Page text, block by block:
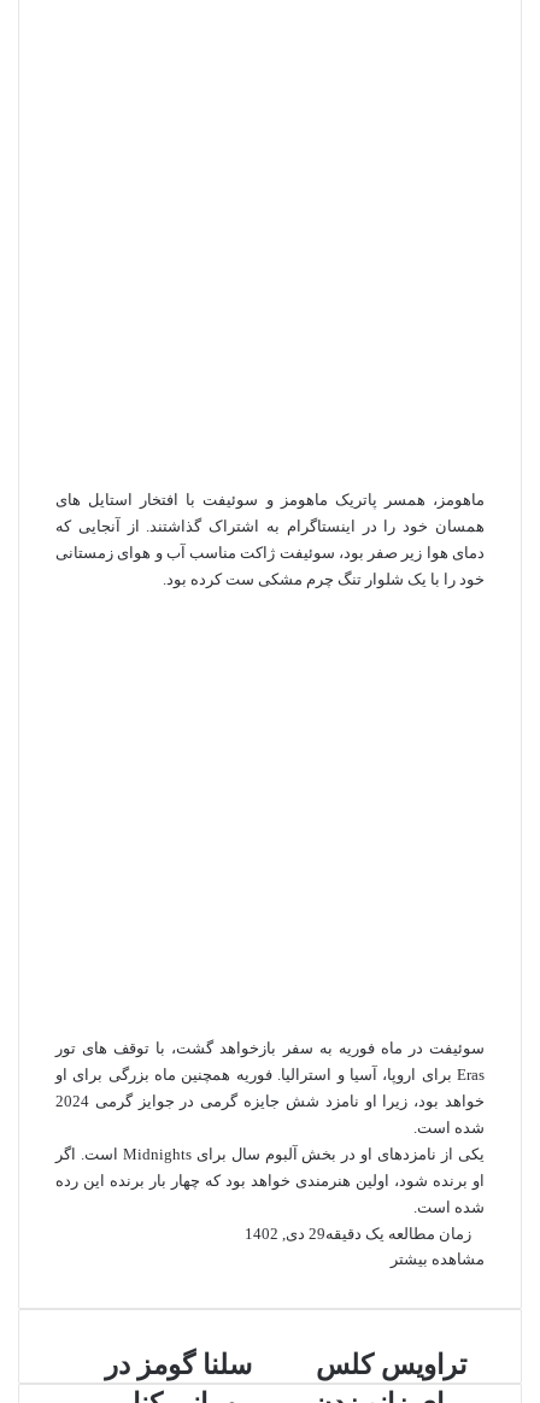
ماهومز، همسر پاتریک ماهومز و سوئیفت با افتخار استایل‌ های
همسان خود را در اینستاگرام به اشتراک گذاشتند. از آنجایی که
دمای هوا زیر صفر بود، سوئیفت ژاکت مناسب آب و هوای زمستانی
خود را با یک شلوار تنگ چرم مشکی ست کرده بود.
سوئیفت در ماه فوریه به سفر بازخواهد گشت، با توقف های تور
Eras برای اروپا، آسیا و استرالیا. فوریه همچنین ماه بزرگی برای او
خواهد بود، زیرا او نامزد شش جایزه گرمی در جوایز گرمی 2024
شده است.
یکی از نامزدهای او در بخش آلبوم سال برای Midnights است. اگر
او برنده شود، اولین هنرمندی خواهد بود که چهار بار برنده این رده
شده است.
29 دی, 1402زمان مطالعه یک دقیقه
مشاهده بیشتر
س
ل
سلنا گومز در
ت
ر
تراویس کلس